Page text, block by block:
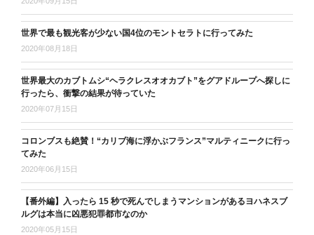
世界で最も観光客が少ない国4位のモントセラトに行ってみた
2020年08月18日
世界最大のカブトムシ“ヘラクレスオオカブト”をグアドループへ探しに
行ったら、衝撃の結果が待っていた
2020年07月15日
コロンブスも絶賛！“カリブ海に浮かぶフランス”マルティニークに行っ
てみた
2020年06月15日
【番外編】入ったら 15 秒で死んでしまうマンションがあるヨハネスブ
ルグは本当に凶悪犯罪都市なのか
2020年05月15日